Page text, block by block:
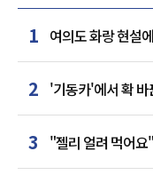
1 여의도 화랑 현설
거점 확보하나
2 '기동카'에서 확
카드사 경쟁
3
"젤리 얼려 먹어
된 SNS